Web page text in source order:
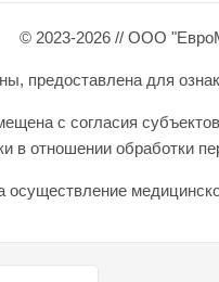
© 2023-2026 // ООО
предоставлена для
с согласия
в отношении обработки
осуществление